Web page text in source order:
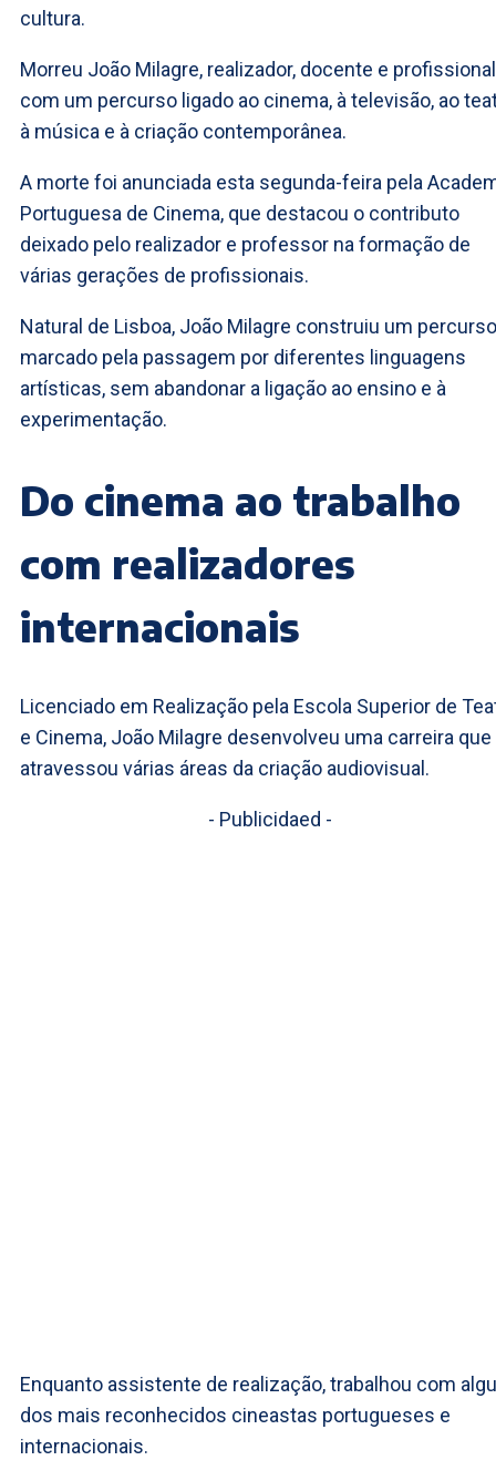
cultura.
Morreu João Milagre, realizador, docente e profissional
com um percurso ligado ao cinema, à televisão, ao
à música e à criação contemporânea.
A morte foi anunciada esta segunda-feira pela
Portuguesa de Cinema, que destacou o contributo
deixado pelo realizador e professor na formação de
várias gerações de profissionais.
Natural de Lisboa, João Milagre construiu um percurso
marcado pela passagem por diferentes linguagens
artísticas, sem abandonar a ligação ao ensino e à
experimentação.
Do cinema ao trabalho
com realizadores
internacionais
Licenciado em Realização pela Escola Superior de
e Cinema, João Milagre desenvolveu uma carreira que
atravessou várias áreas da criação audiovisual.
- Publicidaed -
Enquanto assistente de realização, trabalhou com
dos mais reconhecidos cineastas portugueses e
internacionais.